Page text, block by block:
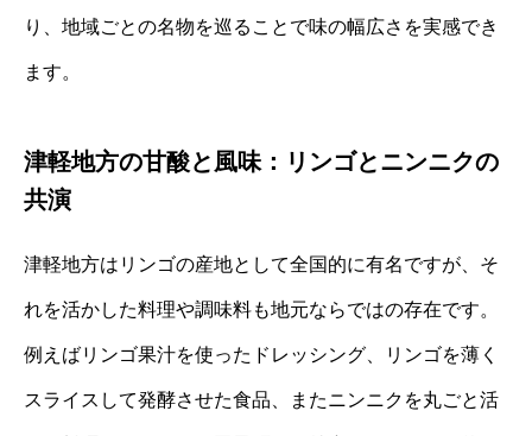
り、地域ごとの名物を巡ることで味の幅広さを実感でき
ます。
津軽地方の甘酸と風味：リンゴとニンニクの
共演
津軽地方はリンゴの産地として全国的に有名ですが、そ
れを活かした料理や調味料も地元ならではの存在です。
例えばリンゴ果汁を使ったドレッシング、リンゴを薄く
スライスして発酵させた食品、またニンニクを丸ごと活